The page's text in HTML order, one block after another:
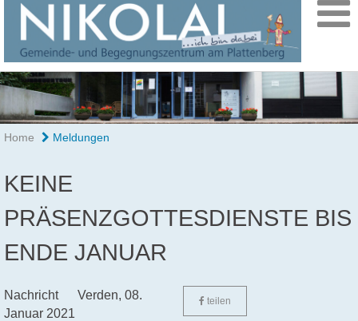
Home Meldungen
KEINE
PRÄSENZGOTTESDIENSTE BIS
ENDE JANUAR
Nachricht Verden, 08.
Januar 2021
teilen